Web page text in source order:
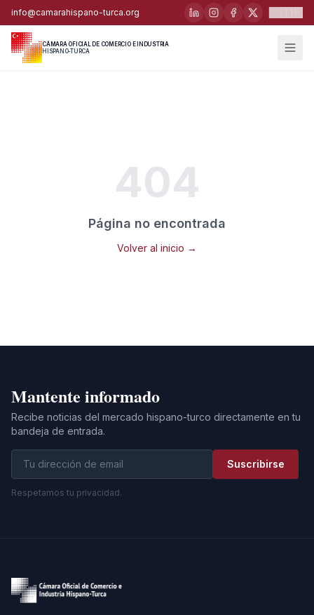
info@camarahispano-turca.org
CÁMARA OFICIAL DE COMERCIO E INDUSTRIA
HISPANO-TURCA
404
Página no encontrada
Volver al inicio →
Mantente informado
Recibe noticias del mercado hispano-turco directamente en tu
bandeja de entrada.
Suscribirse
Respetamos tu privacidad.